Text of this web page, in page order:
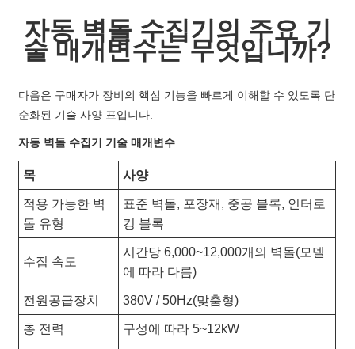
자동 벽돌 수집기의 주요 기
술 매개변수는 무엇입니까?
다음은 구매자가 장비의 핵심 기능을 빠르게 이해할 수 있도록 단
순화된 기술 사양 표입니다.
자동 벽돌 수집기 기술 매개변수
목 사양
적용 가능한 벽
돌 유형
표준 벽돌, 포장재, 중공 블록, 인터로
킹 블록
수집 속도
시간당 6,000~12,000개의 벽돌(모델
에 따라 다름)
전원공급장치 380V / 50Hz(맞춤형)
총 전력 구성에 따라 5~12kW